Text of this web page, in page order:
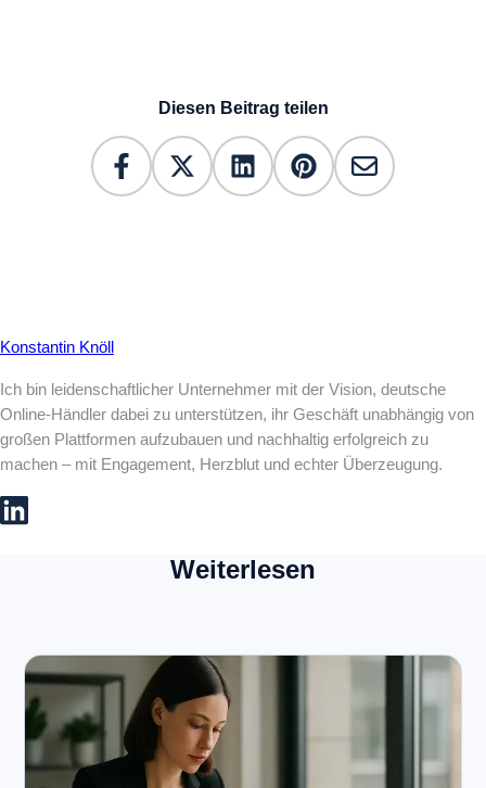
Diesen Beitrag teilen
Konstantin Knöll
Ich bin leidenschaftlicher Unternehmer mit der Vision, deutsche
Online-Händler dabei zu unterstützen, ihr Geschäft unabhängig von
großen Plattformen aufzubauen und nachhaltig erfolgreich zu
machen – mit Engagement, Herzblut und echter Überzeugung.
Weiterlesen